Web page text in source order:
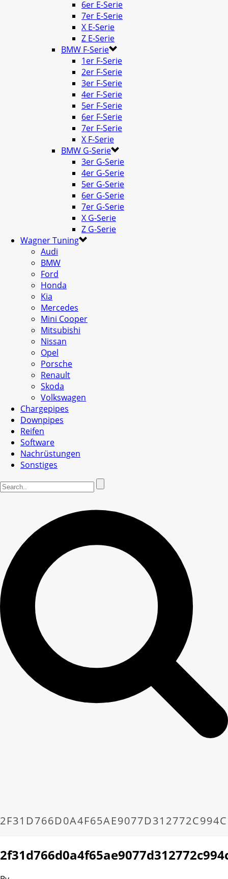
6er E-Serie
7er E-Serie
X E-Serie
Z E-Serie
BMW F-Serie
1er F-Serie
2er F-Serie
3er F-Serie
4er F-Serie
5er F-Serie
6er F-Serie
7er F-Serie
X F-Serie
BMW G-Serie
3er G-Serie
4er G-Serie
5er G-Serie
6er G-Serie
7er G-Serie
X G-Serie
Z G-Serie
Wagner Tuning
Audi
BMW
Ford
Honda
Kia
Mercedes
Mini Cooper
Mitsubishi
Nissan
Opel
Porsche
Renault
Skoda
Volkswagen
Chargepipes
Downpipes
Reifen
Software
Nachrüstungen
Sonstiges